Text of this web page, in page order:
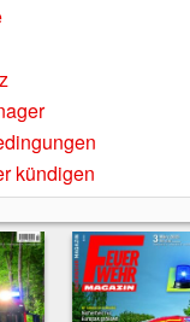
kündigen